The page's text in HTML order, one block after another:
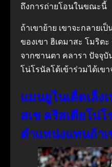
ถึงการถ่ายโอนในขณะนี้
ถ้าเขาย้าย เขาจะกลายเ
ของเขา ฮิเดมาสะ โมริ
จากซานตา คลารา ปัจจุบั
โน่โรนัลโด้เข้าร่วมได้เข
แมนยูไนเต็ดเล็ง
สเช คริสเตียโน่
ตำแหน่งแทนถ้าเ